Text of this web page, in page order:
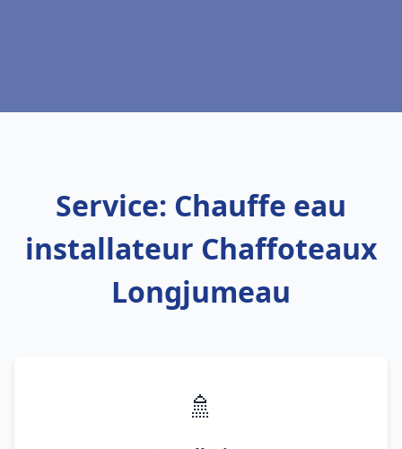
Service: Chauffe eau
installateur Chaffoteaux
Longjumeau
🚿